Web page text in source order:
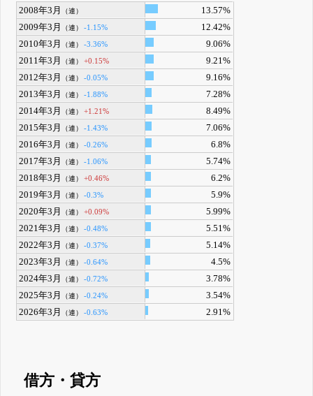
2008年3月 （連）
13.57%
2009年3月
（連） -1.15%
12.42%
2010年3月
（連） -3.36%
9.06%
2011年3月
（連） +0.15%
9.21%
2012年3月
（連） -0.05%
9.16%
2013年3月
（連） -1.88%
7.28%
2014年3月
（連） +1.21%
8.49%
2015年3月
（連） -1.43%
7.06%
2016年3月
（連） -0.26%
6.8%
2017年3月
（連） -1.06%
5.74%
2018年3月
（連） +0.46%
6.2%
2019年3月
（連） -0.3%
5.9%
2020年3月
（連） +0.09%
5.99%
2021年3月
（連） -0.48%
5.51%
2022年3月
（連） -0.37%
5.14%
2023年3月
（連） -0.64%
4.5%
2024年3月
（連） -0.72%
3.78%
2025年3月
（連） -0.24%
3.54%
2026年3月
（連） -0.63% 2.91%
借方・貸方